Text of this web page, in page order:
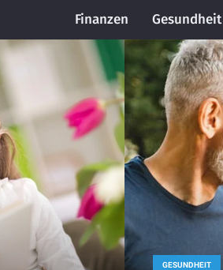
Finanzen Gesundheit
GESUNDHEIT